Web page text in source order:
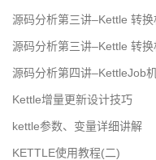
源码分析第三讲–Kettle 转
源码分析第三讲–Kettle 转
源码分析第四讲–KettleJob
Kettle增量更新设计技巧
kettle参数、变量详细讲解
KETTLE使用教程(二)